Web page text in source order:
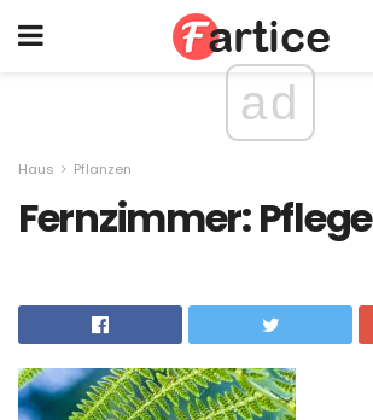
ad
Haus Pflanzen
Fernzimmer: Pflege